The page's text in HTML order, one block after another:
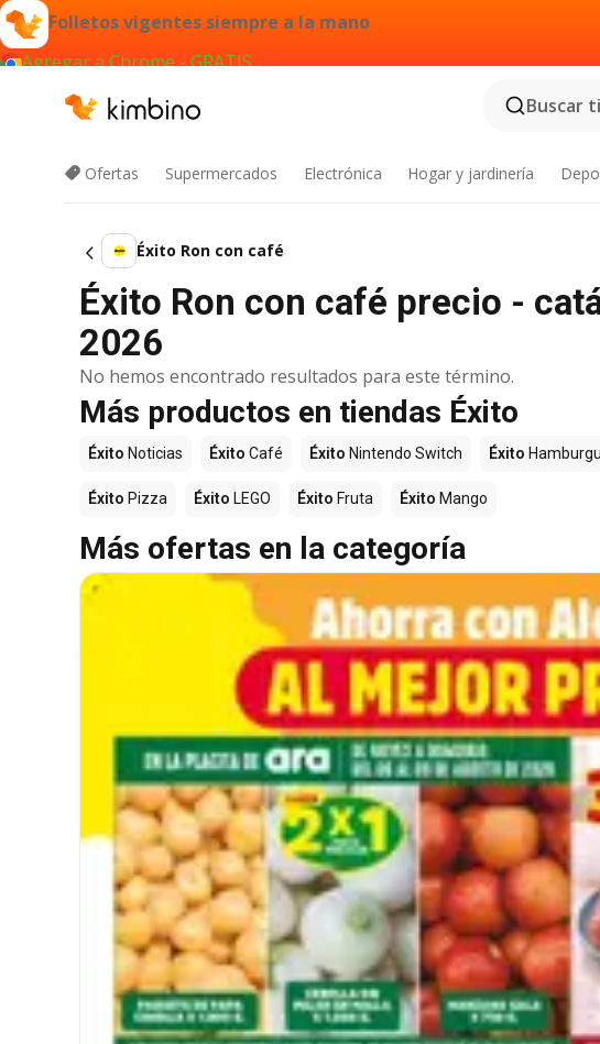
Folletos vigentes siempre a la mano
Agregar a Chrome - GRATIS
Buscar
Ofertas Supermercados Electrónica Hogar y jardinería
Éxito Ron con café
Éxito Ron con café precio -
2026
No hemos encontrado resultados para este término.
Más productos en tiendas Éxito
Éxito Noticias Éxito Café Éxito Nintendo Switch Éxito
Éxito Pizza Éxito LEGO Éxito Fruta Éxito Mango
Más ofertas en la categoría